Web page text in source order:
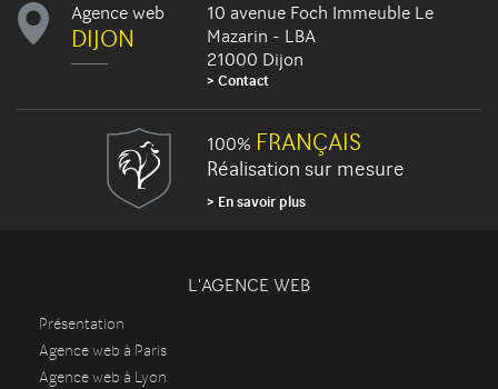
Agence web
DIJON
10 avenue Foch Immeuble Le
Mazarin - LBA
21000 Dijon
Contact
100% FRANÇAIS
Réalisation sur mesure
En savoir plus
L'AGENCE WEB
Présentation
Agence web à Paris
Agence web à Lyon